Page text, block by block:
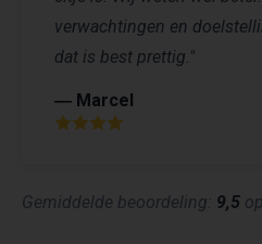
verwachtingen en
dat is best prettig."
― Marcel
Gemiddelde beoordeling: 9,5